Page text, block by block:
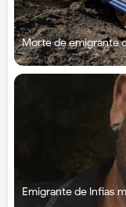
Morte de emigrante
Emigrante de Infias